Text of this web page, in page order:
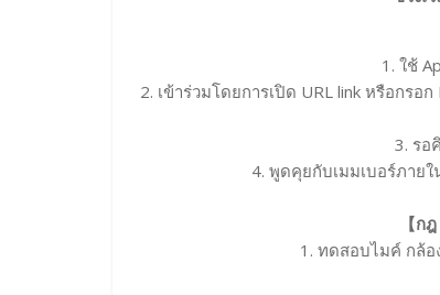
1. ใช้
2. เข้าร่วมโดยการเปิด URL link หรือกรอ
3. รอ
4. พูดคุยกับเมมเบอร์ภาย
【ก
1. ทดสอบไมค์ กล้อ